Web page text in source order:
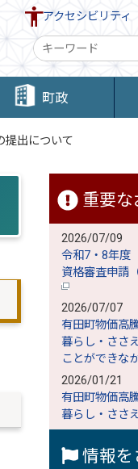
アクセシビリティ
検
索
キ
ー
ー
町政
提出について
重要な
2026/07/09
令和7・8年度
資格審査申請
2026/07/07
有田町物価高
暮らし・ささ
ことができな
2026/01/21
有田町物価高
暮らし・ささ
情報を